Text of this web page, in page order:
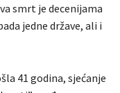
smrt je decenijama
jedne države, ali i
41 godina, sjećanje